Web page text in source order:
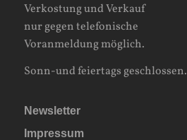
Verkostung und Verkauf
nur gegen telefonische
Voranmeldung möglich.
Sonn-und feiertags geschlossen.
Newsletter
Impressum